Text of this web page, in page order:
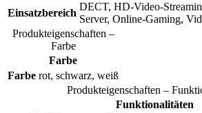
Einsatzbereich
DECT, HD-Video-
Server, Online-Gaming,
Produkteigenschaften –
Farbe
Farbe
Farbe rot, schwarz, weiß
Produkteigenschaften –
Funktionalitäten